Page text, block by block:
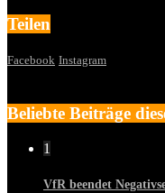
Teilen
Facebook Instagram
Beliebte Beiträge
1
VfR beendet